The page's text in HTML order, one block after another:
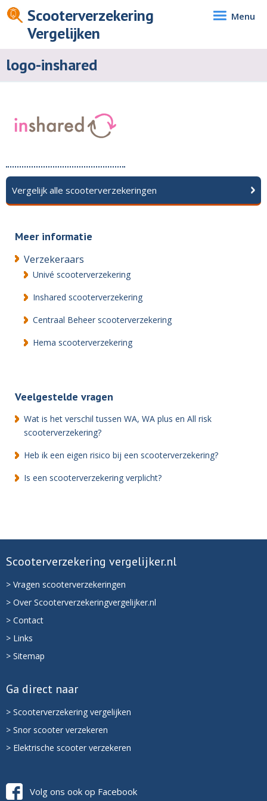
Scooterverzekering
Vergelijken
Menu
logo-inshared
Vergelijk alle scooterverzekeringen
Meer informatie
Verzekeraars
Univé scooterverzekering
Inshared scooterverzekering
Centraal Beheer scooterverzekering
Hema scooterverzekering
Veelgestelde vragen
Wat is het verschil tussen WA, WA plus en All risk
scooterverzekering?
Heb ik een eigen risico bij een scooterverzekering?
Is een scooterverzekering verplicht?
Scooterverzekering vergelijker.nl
> Vragen scooterverzekeringen
> Over Scooterverzekeringvergelijker.nl
> Contact
> Links
> Sitemap
Ga direct naar
> Scooterverzekering vergelijken
> Snor scooter verzekeren
> Elektrische scooter verzekeren
Volg ons ook op Facebook